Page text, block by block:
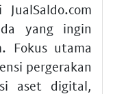
JualSaldo.com
yang ingin
Fokus utama
pergerakan
aset digital,